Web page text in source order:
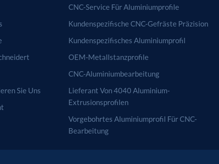
Sie Uns
CNC-Service Für Aluminiumprofile
Kundenspezifische CNC-Gefräste Präzision
Kundenspezifisches Aluminiumprofil
OEM-Metallstanzprofile
CNC-Aluminiumbearbeitung
Lieferant Von 4040 Aluminium-
Extrusionsprofilen
Vorgebohrtes Aluminiumprofil Für CNC-
Bearbeitung